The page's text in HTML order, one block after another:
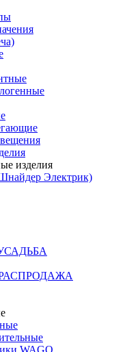
изделия
Электрик)
УСАДЬБА
WAGO